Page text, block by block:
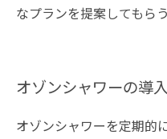
なプランを提案してもら
オゾンシャワーの導
オゾンシャワーを定期的